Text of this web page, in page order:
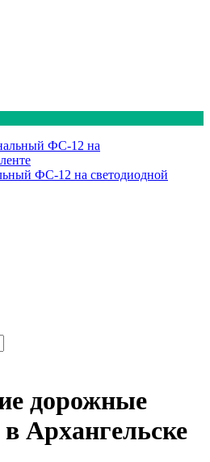
ФС-12 на светодиодной
дорожные
Архангельске